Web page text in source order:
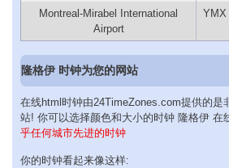
Montreal-Mirabel International
Airport
YMX
隆格伊 时钟为您的网站
在线html时钟由24TimeZones.com提供的是
站! 你可以选择颜色和大小的时钟 隆格伊 在
乎任何城市先进的时钟
你的时钟看起来像这样: